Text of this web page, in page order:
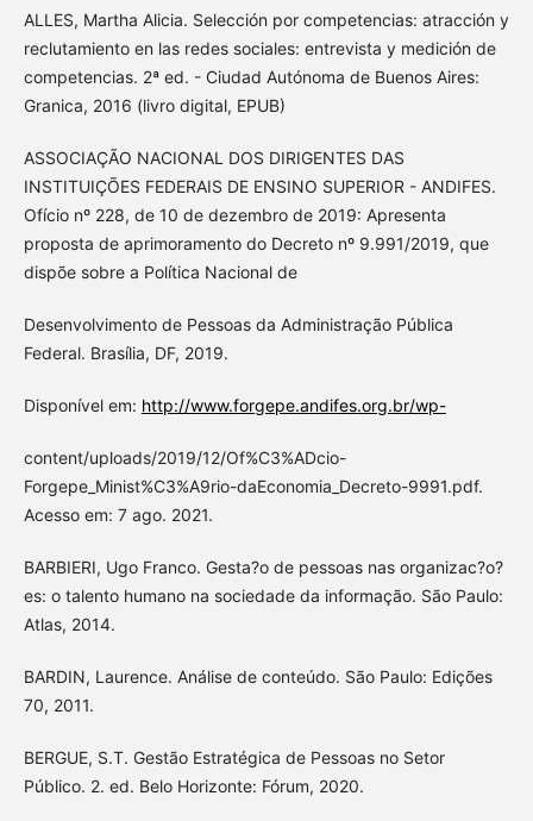
ALLES, Martha Alicia. Selección por competencias: atracción y
reclutamiento en las redes sociales: entrevista y medición de
competencias. 2ª ed. - Ciudad Autónoma de Buenos Aires:
Granica, 2016 (livro digital, EPUB)
ASSOCIAÇÃO NACIONAL DOS DIRIGENTES DAS
INSTITUIÇÕES FEDERAIS DE ENSINO SUPERIOR - ANDIFES.
Ofício nº 228, de 10 de dezembro de 2019: Apresenta
proposta de aprimoramento do Decreto nº 9.991/2019, que
dispõe sobre a Política Nacional de
Desenvolvimento de Pessoas da Administração Pública
Federal. Brasília, DF, 2019.
Disponível em: http://www.forgepe.andifes.org.br/wp-
content/uploads/2019/12/Of%C3%ADcio-
Forgepe_Minist%C3%A9rio-daEconomia_Decreto-9991.pdf.
Acesso em: 7 ago. 2021.
BARBIERI, Ugo Franco. Gesta?o de pessoas nas organizac?o?
es: o talento humano na sociedade da informação. São Paulo:
Atlas, 2014.
BARDIN, Laurence. Análise de conteúdo. São Paulo: Edições
70, 2011.
BERGUE, S.T. Gestão Estratégica de Pessoas no Setor
Público. 2. ed. Belo Horizonte: Fórum, 2020.